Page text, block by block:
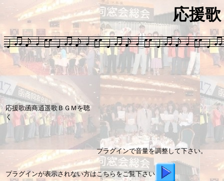
応援
応援歌函商逍遥歌ＢＧＭを聴
く
プラグインで音量を調整して下さい。
プラグインが表示されない方はこちらをご覧下さい